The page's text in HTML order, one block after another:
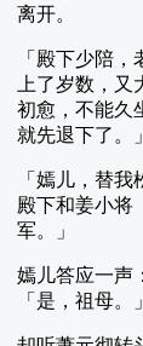
离开。
「殿下少陪，
上了岁数，又
初愈，不能久
就先退下了。」
「嫣儿，替我
殿下和姜小将
军。」
嫣儿答应一声：
「是，祖母。」